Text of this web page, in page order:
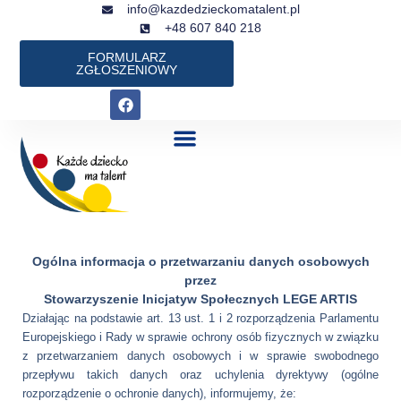
info@kazdedzieckomatalent.pl
+48 607 840 218
FORMULARZ
ZGŁOSZENIOWY
F
a
b
o
Ogólna informacja o przetwarzaniu danych osobowych
przez
Stowarzyszenie Inicjatyw Społecznych LEGE ARTIS
Działając na podstawie art. 13 ust. 1 i 2 rozporządzenia Parlamentu
Europejskiego i Rady w sprawie ochrony osób fizycznych w związku
z przetwarzaniem danych osobowych i w sprawie swobodnego
przepływu takich danych oraz uchylenia dyrektywy (ogólne
rozporządzenie o ochronie danych), informujemy, że: